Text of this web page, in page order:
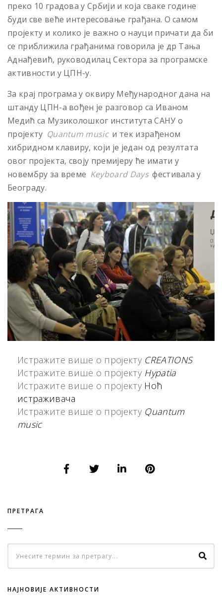
преко 10 градова у Србији и која сваке године
буди све веће интересовање грађана. О самом
пројекту и колико је важно о науци причати да би
се приближила грађанима говорила је др Тања
Аднађевић, руководилац Сектора за програмске
активности у ЦПН-у.
За крај програма у оквиру Међународног дана на
штанду ЦПН-а вођен је разговор са Иваном
Медић са Музиколошког института САНУ о
пројекту Quantum music и тек израђеном
хибридном клавиру, који је један од резултата
овог пројекта, своју премијеру ће имати у
новембру за време Keyboard Days фестивала у
Београду.
Истражите више о пројекту CREATIONS
Истражите више о пројекту Hypatia
Истражите више о пројекту Ноћ
истраживача
Истражите више о пројекту Quantum
music
ПРЕТРАГА
НАЈНОВИЈЕ АКТИВНОСТИ